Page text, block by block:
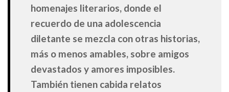
homenajes literarios, donde el
recuerdo de una adolescencia
diletante se mezcla con otras historias,
más o menos amables, sobre amigos
devastados y amores imposibles.
También tienen cabida relatos